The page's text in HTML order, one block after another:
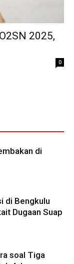
2025,
0
di
di Bengkulu
Dugaan Suap
soal Tiga